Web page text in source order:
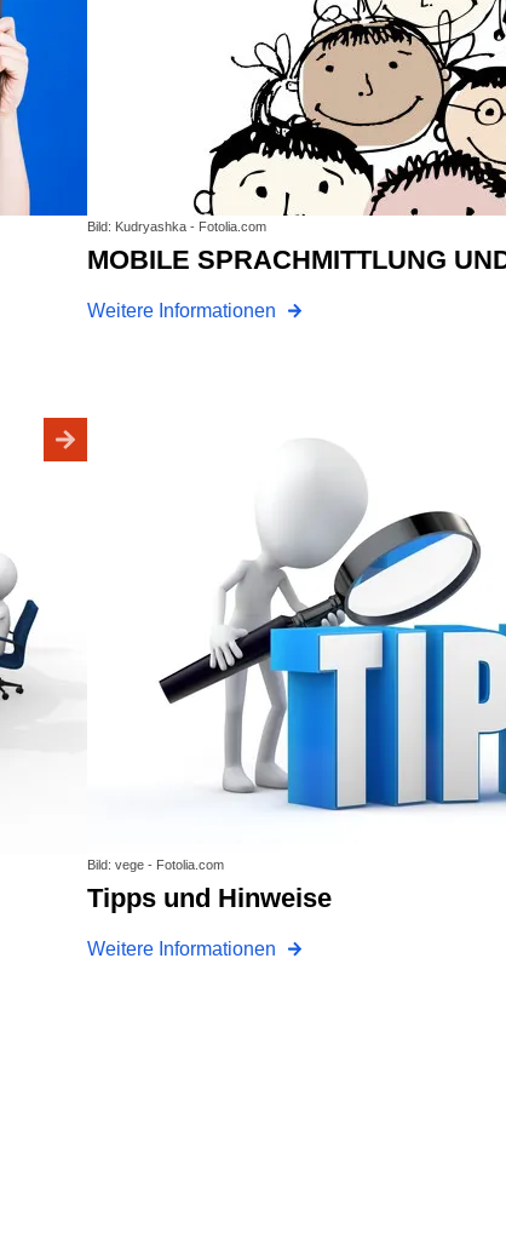
Bild: Kudryashka - Fotolia.com
MOBILE SPRACHMITTLUNG
Weitere Informationen
Bild: vege - Fotolia.com
Tipps und Hinweise
Weitere Informationen